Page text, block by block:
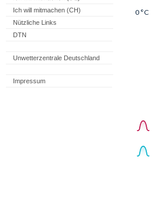
Ich will mitmachen (CH)
Nützliche Links
DTN
Unwetterzentrale Deutschland
Impressum